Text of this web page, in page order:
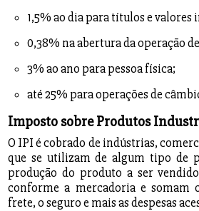
1,5% ao dia para títulos e
0,38% na abertura da operação
3% ao ano para pessoa física;
até 25% para operações de
Imposto sobre Produtos
O IPI é cobrado de indústrias,
que se utilizam de algum tipo de
produção do produto a ser
conforme a mercadoria e somam
frete, o seguro e mais as despesas